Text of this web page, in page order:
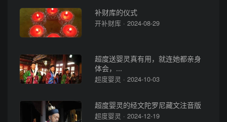
补财库的仪式
开补财库 · 2024-08-29
超度送婴灵真有用，就连她都亲身
体会，...
超度婴灵 · 2024-10-03
超度婴灵的经文陀罗尼藏文注音版
超度婴灵 · 2024-12-19